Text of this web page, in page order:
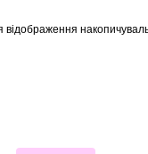
відображення